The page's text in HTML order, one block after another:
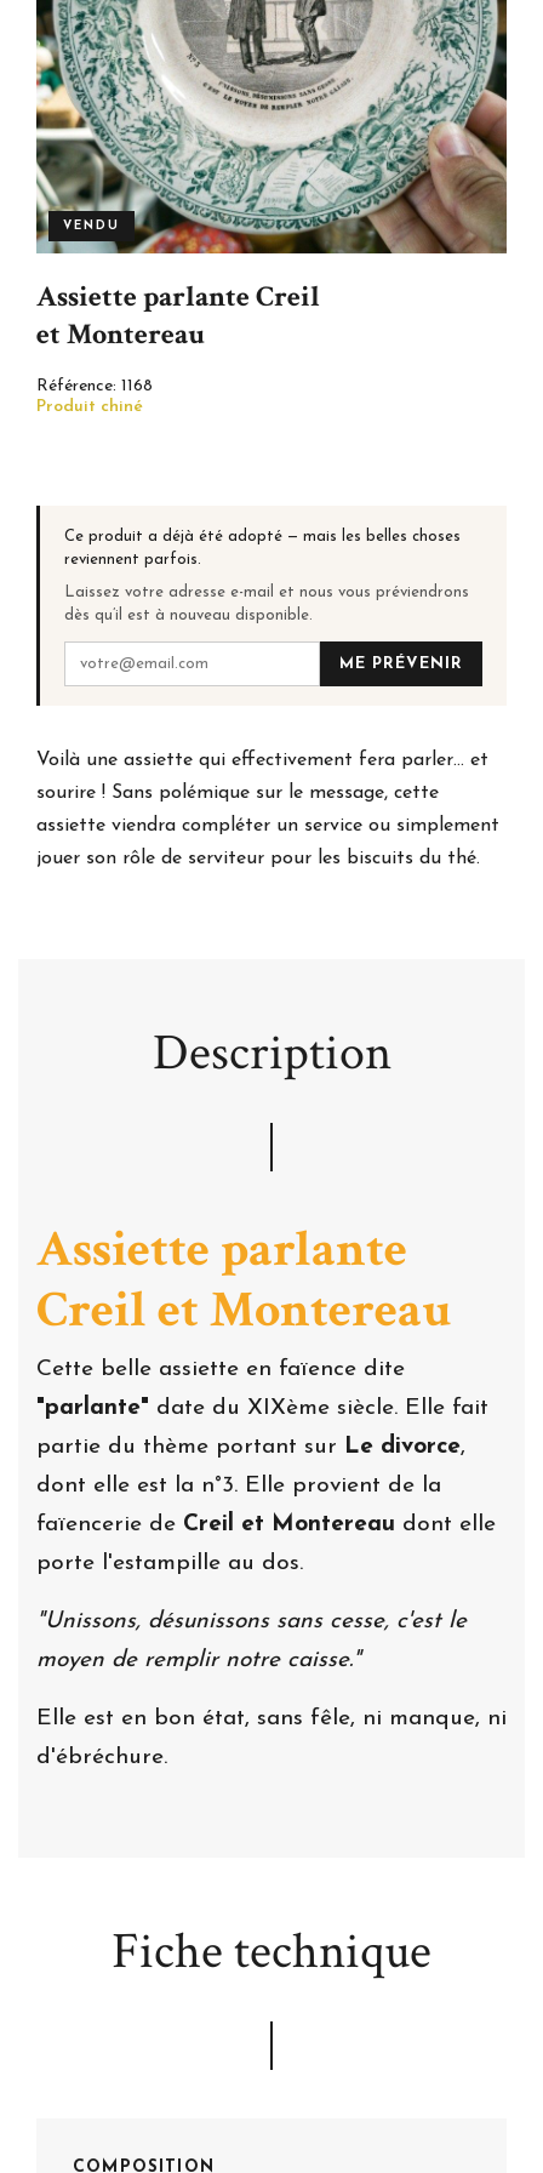
VENDU
Assiette parlante Creil
et Montereau
Référence: 1168
Produit chiné
Ce produit a déjà été adopté — mais les belles choses
reviennent parfois.
Laissez votre adresse e-mail et nous vous préviendrons
dès qu’il est à nouveau disponible.
ME PRÉVENIR
Voilà une assiette qui effectivement fera parler… et
sourire ! Sans polémique sur le message, cette
assiette viendra compléter un service ou simplement
jouer son rôle de serviteur pour les biscuits du thé.
Description
Assiette parlante
Creil et Montereau
Cette belle assiette en faïence dite
"parlante" date du XIXème siècle. Elle fait
partie du thème portant sur Le divorce,
dont elle est la n°3. Elle provient de la
faïencerie de Creil et Montereau dont elle
porte l'estampille au dos.
"Unissons, désunissons sans cesse, c'est le
moyen de remplir notre caisse."
Elle est en bon état, sans fêle, ni manque, ni
d'ébréchure.
Fiche technique
COMPOSITION